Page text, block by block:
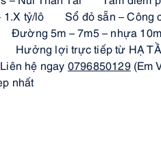
tỷ/lô
✅
Sổ đỏ sẵn – Công
✅
Đường 5m – 7m5 – nhựa
Hưởng lợi trực tiếp từ HẠ
hệ ngay 0796850129 (Em
nhất